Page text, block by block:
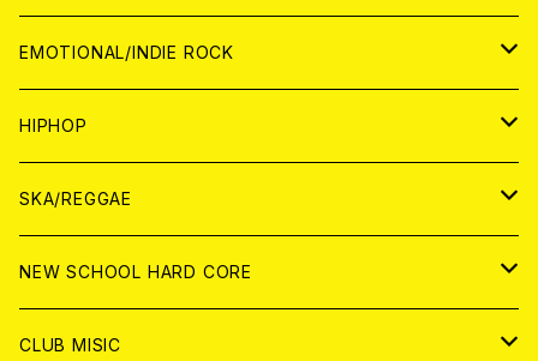
ANALOG
ANALOG
CD
ANALOG
CD
ANALOG
WORLD
CD
ANALOG
JAPAN
CD
ANALOG
WORLD
ANALOG
CD
EMOTIONAL/INDIE ROCK
JAPAN
CD
ANALOG
WORLD
CD
ANALOG
HIPHOP
JAPAN
CD
ANALOG
WORLD
CD
SKA/REGGAE
JAPAN
CD
WORLD
NEW SCHOOL HARD CORE
JAPAN
CLUB MISIC